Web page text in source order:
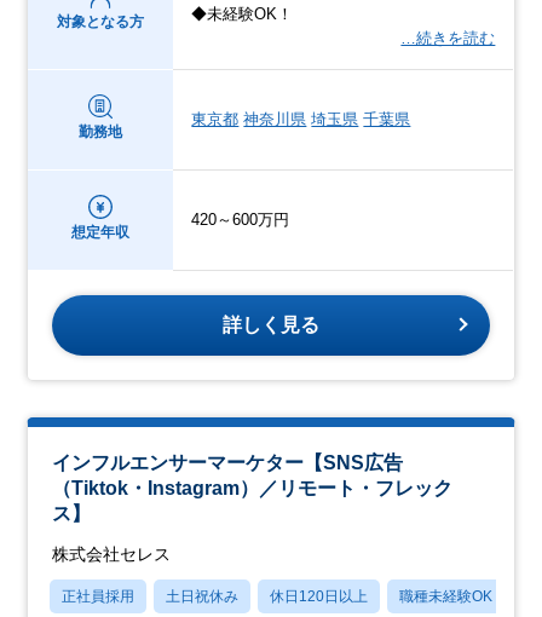
対象となる方
◆未経験OK！
…続きを読む
勤務地
東京都 神奈川県 埼玉県 千葉県
想定年収
420～600万円
詳しく見る
インフルエンサーマーケター【SNS広告
（Tiktok・Instagram）／リモート・フレック
ス】
株式会社セレス
正社員採用 土日祝休み 休日120日以上 職種未経験OK